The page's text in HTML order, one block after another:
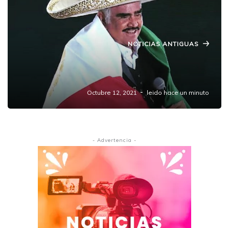
NOTICIAS ANTIGUAS
Familia de Vicente Fernández desmiente la
muerte del cantante.
Octubre 12, 2021 leido hace un minuto
- Advertencia -